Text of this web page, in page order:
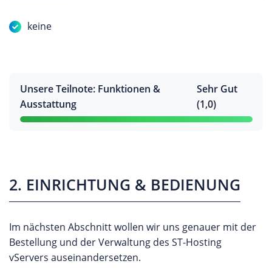
keine
Unsere Teilnote: Funktionen &
Ausstattung
Sehr Gut
(1,0)
2. EINRICHTUNG & BEDIENUNG
Im nächsten Abschnitt wollen wir uns genauer mit der
Bestellung und der Verwaltung des ST-Hosting
vServers auseinandersetzen.